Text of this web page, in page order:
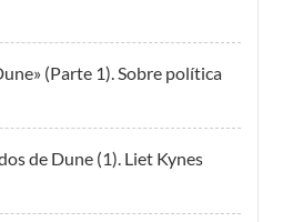
(Parte 1). Sobre política
de Dune (1). Liet Kynes